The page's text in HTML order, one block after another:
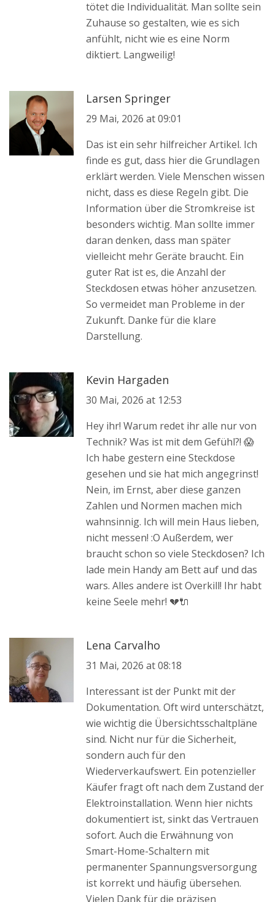
tötet die Individualität. Man sollte sein
Zuhause so gestalten, wie es sich
anfühlt, nicht wie es eine Norm
diktiert. Langweilig!
Larsen Springer
29 Mai, 2026 at 09:01
Das ist ein sehr hilfreicher Artikel. Ich
finde es gut, dass hier die Grundlagen
erklärt werden. Viele Menschen wissen
nicht, dass es diese Regeln gibt. Die
Information über die Stromkreise ist
besonders wichtig. Man sollte immer
daran denken, dass man später
vielleicht mehr Geräte braucht. Ein
guter Rat ist es, die Anzahl der
Steckdosen etwas höher anzusetzen.
So vermeidet man Probleme in der
Zukunft. Danke für die klare
Darstellung.
Kevin Hargaden
30 Mai, 2026 at 12:53
Hey ihr! Warum redet ihr alle nur von
Technik? Was ist mit dem Gefühl?! 😱
Ich habe gestern eine Steckdose
gesehen und sie hat mich angegrinst!
Nein, im Ernst, aber diese ganzen
Zahlen und Normen machen mich
wahnsinnig. Ich will mein Haus lieben,
nicht messen! :O Außerdem, wer
braucht schon so viele Steckdosen? Ich
lade mein Handy am Bett auf und das
wars. Alles andere ist Overkill! Ihr habt
keine Seele mehr! 💔🔌
Lena Carvalho
31 Mai, 2026 at 08:18
Interessant ist der Punkt mit der
Dokumentation. Oft wird unterschätzt,
wie wichtig die Übersichtsschaltpläne
sind. Nicht nur für die Sicherheit,
sondern auch für den
Wiederverkaufswert. Ein potenzieller
Käufer fragt oft nach dem Zustand der
Elektroinstallation. Wenn hier nichts
dokumentiert ist, sinkt das Vertrauen
sofort. Auch die Erwähnung von
Smart-Home-Schaltern mit
permanenter Spannungsversorgung
ist korrekt und häufig übersehen.
Vielen Dank für die präzisen